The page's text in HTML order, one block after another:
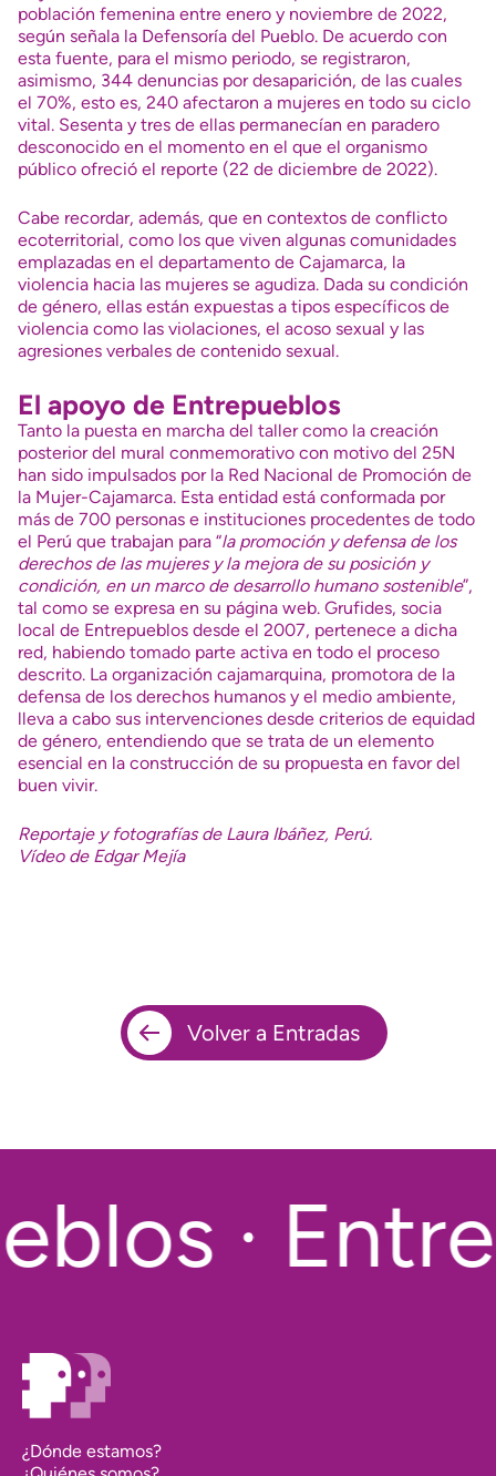
población femenina entre enero y noviembre de 2022,
según señala la Defensoría del Pueblo. De acuerdo con
esta fuente, para el mismo periodo, se registraron,
asimismo, 344 denuncias por desaparición, de las cuales
el 70%, esto es, 240 afectaron a mujeres en todo su ciclo
vital. Sesenta y tres de ellas permanecían en paradero
desconocido en el momento en el que el organismo
público ofreció el reporte (22 de diciembre de 2022).
Cabe recordar, además, que en contextos de conflicto
ecoterritorial, como los que viven algunas comunidades
emplazadas en el departamento de Cajamarca, la
violencia hacia las mujeres se agudiza. Dada su condición
de género, ellas están expuestas a tipos específicos de
violencia como las violaciones, el acoso sexual y las
agresiones verbales de contenido sexual.
El apoyo de Entrepueblos
Tanto la puesta en marcha del taller como la creación
posterior del mural conmemorativo con motivo del 25N
han sido impulsados por la Red Nacional de Promoción de
la Mujer-Cajamarca. Esta entidad está conformada por
más de 700 personas e instituciones procedentes de todo
el Perú que trabajan para “la promoción y defensa de los
derechos de las mujeres y la mejora de su posición y
condición, en un marco de desarrollo humano sostenible”,
tal como se expresa en su página web. Grufides, socia
local de Entrepueblos desde el 2007, pertenece a dicha
red, habiendo tomado parte activa en todo el proceso
descrito. La organización cajamarquina, promotora de la
defensa de los derechos humanos y el medio ambiente,
lleva a cabo sus intervenciones desde criterios de equidad
de género, entendiendo que se trata de un elemento
esencial en la construcción de su propuesta en favor del
buen vivir.
Reportaje y fotografías de Laura Ibáñez, Perú.
Vídeo de Edgar Mejía
Volver a Entradas
·
¿Dónde estamos?